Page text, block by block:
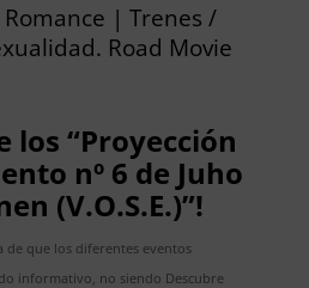
| Trenes /
Road Movie
los “Proyección
nº 6 de Juho
(V.O.S.E.)”!
de que los diferentes eventos
informativo, no siendo Descubre